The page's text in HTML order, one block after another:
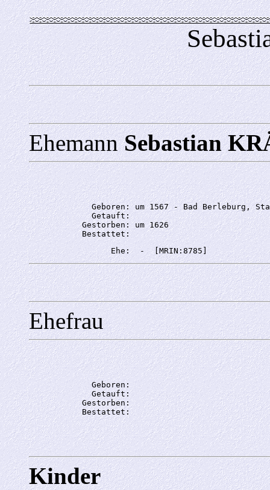
EhemannSebastian
Geboren: um 1567 - Bad Berleburg,
             Getauft:
           Gestorben: um 1626
Ehefrau
             Geboren:
             Getauft:
           Gestorben:
Kinder